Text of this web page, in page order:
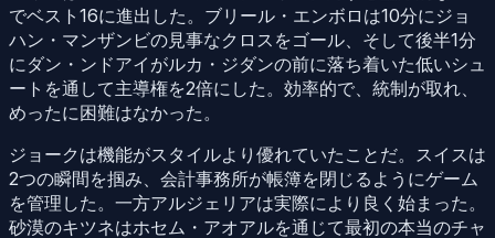
でベスト16に進出した。ブリール・エンボロは10分にジョ
ハン・マンザンビの見事なクロスをゴール、そして後半1分
にダン・ンドアイがルカ・ジダンの前に落ち着いた低いシュ
ートを通して主導権を2倍にした。効率的で、統制が取れ、
めったに困難はなかった。
ジョークは機能がスタイルより優れていたことだ。スイスは
2つの瞬間を掴み、会計事務所が帳簿を閉じるようにゲーム
を管理した。一方アルジェリアは実際により良く始まった。
砂漠のキツネはホセム・アオアルを通じて最初の本当のチャ